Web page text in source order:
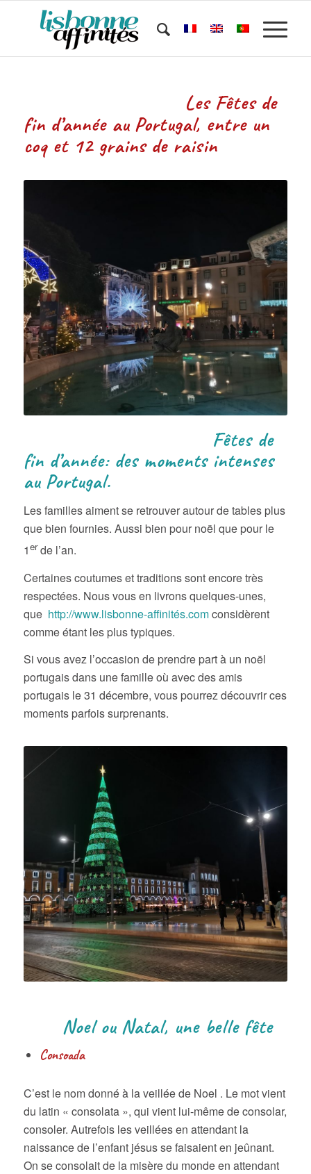
Les Fêtes de
fin d’année au Portugal, entre un
coq et 12 grains de raisin
Fêtes de
fin d’année: des moments intenses
au Portugal.
Les familles aiment se retrouver autour de tables plus
que bien fournies. Aussi bien pour noël que pour le
1erde l’an.
Certaines coutumes et traditions sont encore très
respectées. Nous vous en livrons quelques-unes,
que http://www.lisbonne-affinités.comconsidèrent
comme étant les plus typiques.
Si vous avez l’occasion de prendre part à un noël
portugais dans une famille où avec des amis
portugais le 31 décembre, vous pourrez découvrir ces
moments parfois surprenants.
Noel ou Natal, une belle fête
Consoada
C’est le nom donné à la veillée de Noel . Le mot vient
du latin « consolata », qui vient lui-même de consolar,
consoler. Autrefois les veillées en attendant la
naissance de l’enfant jésus se faisaient en jeûnant.
On se consolait de la misère du monde en attendant